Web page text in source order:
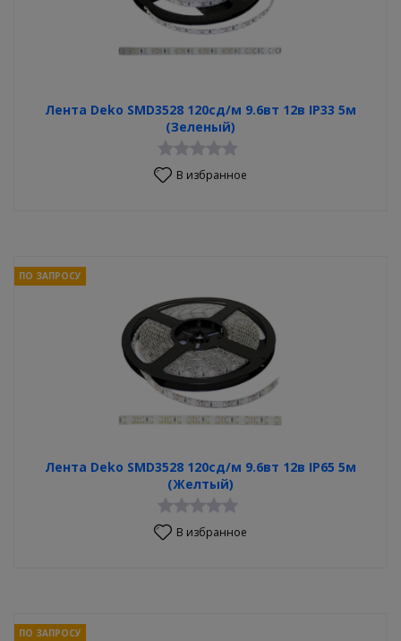
Лента Deko SMD3528 120сд/м 9.6вт 12в IP33 5м
(Зеленый)
В избранное
Лента Deko SMD3528 120сд/м 9.6вт 12в IP65 5м
(Желтый)
ПО ЗАПРОСУ
В избранное
ПО ЗАПРОСУ